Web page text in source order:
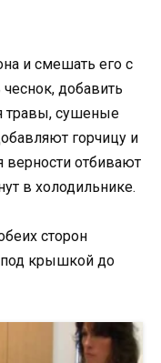
и смешать его с
добавить
травы, сушеные
горчицу и
отбивают
в холодильнике.
сторон
крышкой до